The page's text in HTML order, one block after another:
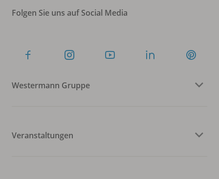
Folgen Sie uns auf Social Media
Westermann Gruppe
Veranstaltungen